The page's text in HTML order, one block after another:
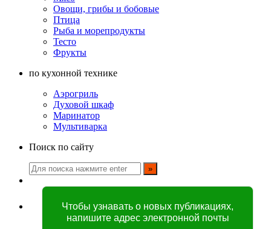
Овощи, грибы и бобовые
Птица
Рыба и морепродукты
Тесто
Фрукты
по кухонной технике
Аэрогриль
Духовой шкаф
Маринатор
Мультиварка
Поиск по сайту
Чтобы узнавать о новых публикациях,
напишите адрес электронной почты